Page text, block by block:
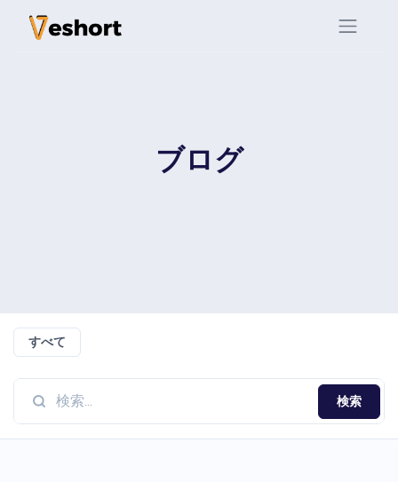
ブログ
すべて
検索